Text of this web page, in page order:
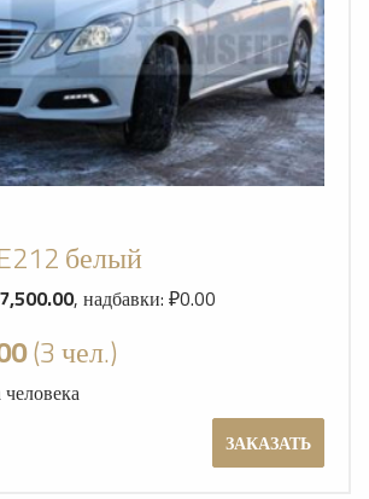
белый
, надбавки: ₽0.00
(3 чел.)
ЗАКАЗАТЬ